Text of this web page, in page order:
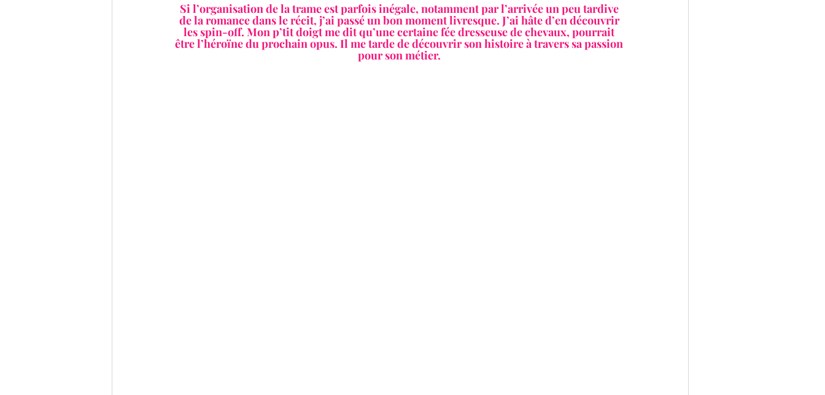
Si l’organisation de la trame est parfois inégale, notamment par l’arrivée un peu tardive
de la romance dans le récit, j’ai passé un bon moment livresque. J’ai hâte d’en découvrir
les spin-off. Mon p’tit doigt me dit qu’une certaine fée dresseuse de chevaux, pourrait
être l’héroïne du prochain opus. Il me tarde de découvrir son histoire à travers sa passion
pour son métier.